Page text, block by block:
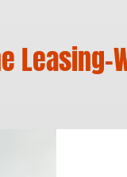
Leasing-